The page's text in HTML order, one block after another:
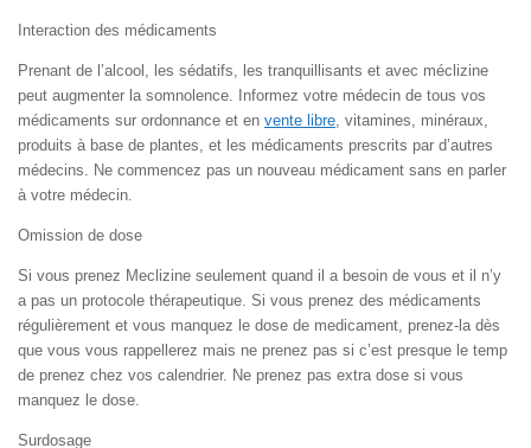
Interaction des médicaments
Prenant de l’alcool, les sédatifs, les tranquillisants et avec méclizine
peut augmenter la somnolence. Informez votre médecin de tous vos
médicaments sur ordonnance et en vente libre , vitamines, minéraux,
produits à base de plantes, et les médicaments prescrits par d’autres
médecins. Ne commencez pas un nouveau médicament sans en parler
à votre médecin.
Omission de dose
Si vous prenez Meclizine seulement quand il a besoin de vous et il n’y
a pas un protocole thérapeutique. Si vous prenez des médicaments
régulièrement et vous manquez le dose de medicament, prenez-la dès
que vous vous rappellerez mais ne prenez pas si c’est presque le temp
de prenez chez vos calendrier. Ne prenez pas extra dose si vous
manquez le dose.
Surdosage